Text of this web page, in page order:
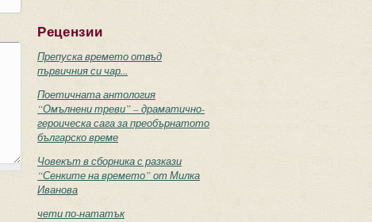
Рецензии
Препуска времето отвъд
първичния си чар...
Поетичната антология
“Омълнени треви” – драматично-
героическа сага за преобърнатото
българско време
Човекът в сборника с разкази
“Сенките на времето” от Милка
Иванова
чети по-нататък